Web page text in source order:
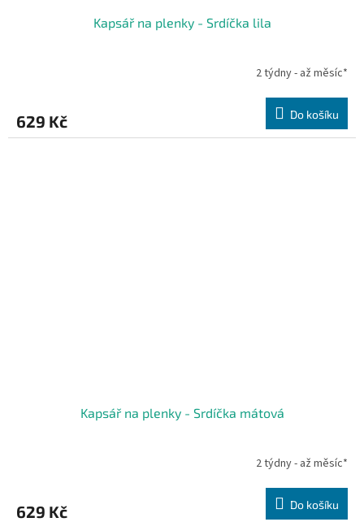
Kapsář na plenky - Srdíčka lila
2 týdny - až měsíc*
629 Kč Do košíku
Kapsář na plenky - Srdíčka mátová
2 týdny - až měsíc*
629 Kč Do košíku